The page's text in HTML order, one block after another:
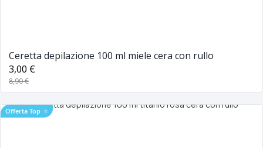
Ceretta depilazione 100 ml miele cera con rullo
3,00 €
8,90 €
Offerta Top ⭐